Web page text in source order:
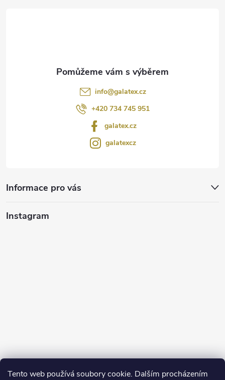
Tento web používá soubory cookie. Dalším procházením
info@galatex.cz
+420 734 745 951
galatex.cz
galatexcz
Informace pro vás
Instagram